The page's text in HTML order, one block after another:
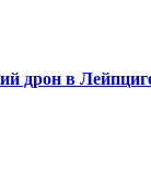
дрон в